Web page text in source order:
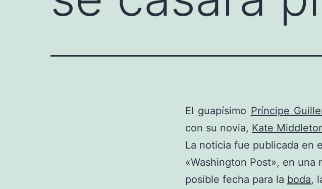
El guapísimo Príncipe
con su novia, Kate
La noticia fue publicada en
«Washington Post», en
posible fecha para la boda,